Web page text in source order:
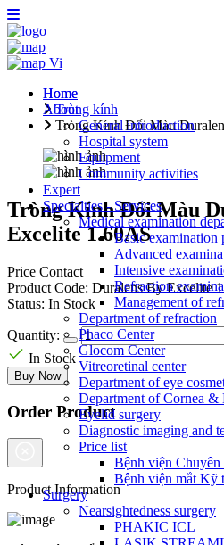
Vi
Home
About
General introduction
Hospital system
Equipment
Community activities
Expert
Specialties - Services
Medical examination
Basic examination
Advanced
Intensive
Refraction
Management of
Department of refraction
Phaco Center
Glocom Center
Vitreoretinal center
Department of eye
Department of Cornea &
Eyelid surgery
Diagnostic imaging and
Price list
Bệnh viện
Bệnh viện mắt Kỹ
Surgery
Nearsightedness surgery
PHAKIC ICL
Home
Tròng kính
Tròng Kính Đổi Màu
Tròng Kính Đổi Màu
Excelite 1.60AS
Price Contact
Product Code: Duralens By Excelite
Status: In Stock
Quantity:
In Stock
Buy Now
Order Product
Product Information